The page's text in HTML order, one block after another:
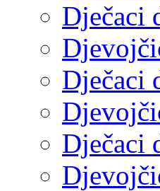
Dječaci
Dječaci
Dječaci